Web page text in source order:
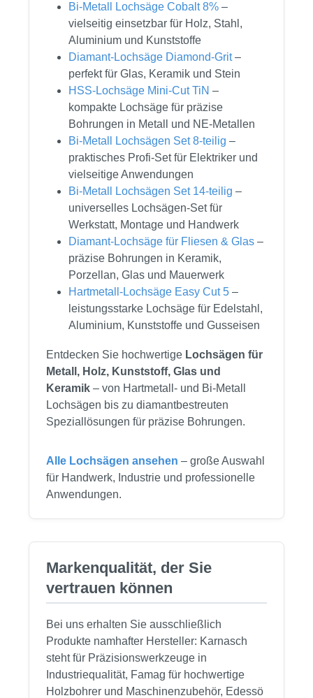
Bi-Metall Lochsäge Cobalt 8% –
vielseitig einsetzbar für Holz, Stahl,
Aluminium und Kunststoffe
Diamant-Lochsäge Diamond-Grit–
perfekt für Glas, Keramik und Stein
HSS-Lochsäge Mini-Cut TiN –
kompakte Lochsäge für präzise
Bohrungen in Metall und NE-Metallen
Bi-Metall Lochsägen Set 8-teilig –
praktisches Profi-Set für Elektriker und
vielseitige Anwendungen
Bi-Metall Lochsägen Set 14-teilig –
universelles Lochsägen-Set für
Werkstatt, Montage und Handwerk
Diamant-Lochsäge für Fliesen & Glas –
präzise Bohrungen in Keramik,
Porzellan, Glas und Mauerwerk
Hartmetall-Lochsäge Easy Cut 5 –
leistungsstarke Lochsäge für Edelstahl,
Aluminium, Kunststoffe und Gusseisen
Entdecken Sie hochwertige Lochsägen für
Metall, Holz, Kunststoff, Glas und
Keramik – von Hartmetall- und Bi-Metall
Lochsägen bis zu diamantbestreuten
Speziallösungen für präzise Bohrungen.
Alle Lochsägen ansehen – große Auswahl
für Handwerk, Industrie und professionelle
Anwendungen.
Markenqualität, der Sie
vertrauen können
Bei uns erhalten Sie ausschließlich
Produkte namhafter Hersteller: Karnasch
steht für Präzisionswerkzeuge in
Industriequalität, Famag für hochwertige
Holzbohrer und Maschinenzubehör, Edessö